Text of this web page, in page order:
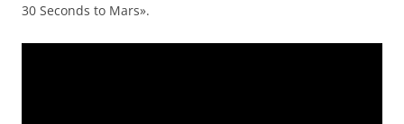
30 Seconds to Mars».